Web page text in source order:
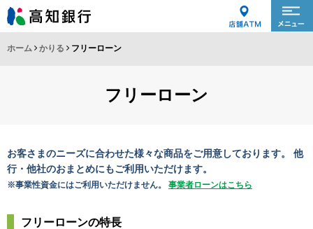
ホーム かりる フリーローン
フリーローン
お客さまのニーズに合わせた様々な商品をご用意しております。 他
行・他社のおまとめにもご利用いただけます。
※事業性資金にはご利用いただけません。 事業者ローンはこちら
フリーローンの特長